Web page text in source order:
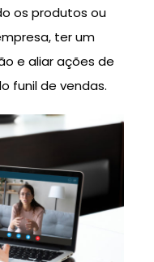
os produtos ou
ter um
e aliar ações de
funil de vendas.